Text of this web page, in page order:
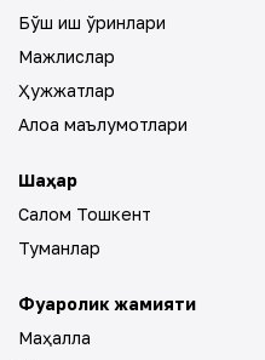
Бўш иш ўринлари
Мажлислар
Ҳужжатлар
Алоқа маълумотлари
Шаҳар
Салом Тошкент
Туманлар
Фуқаролик жамияти
Маҳалла